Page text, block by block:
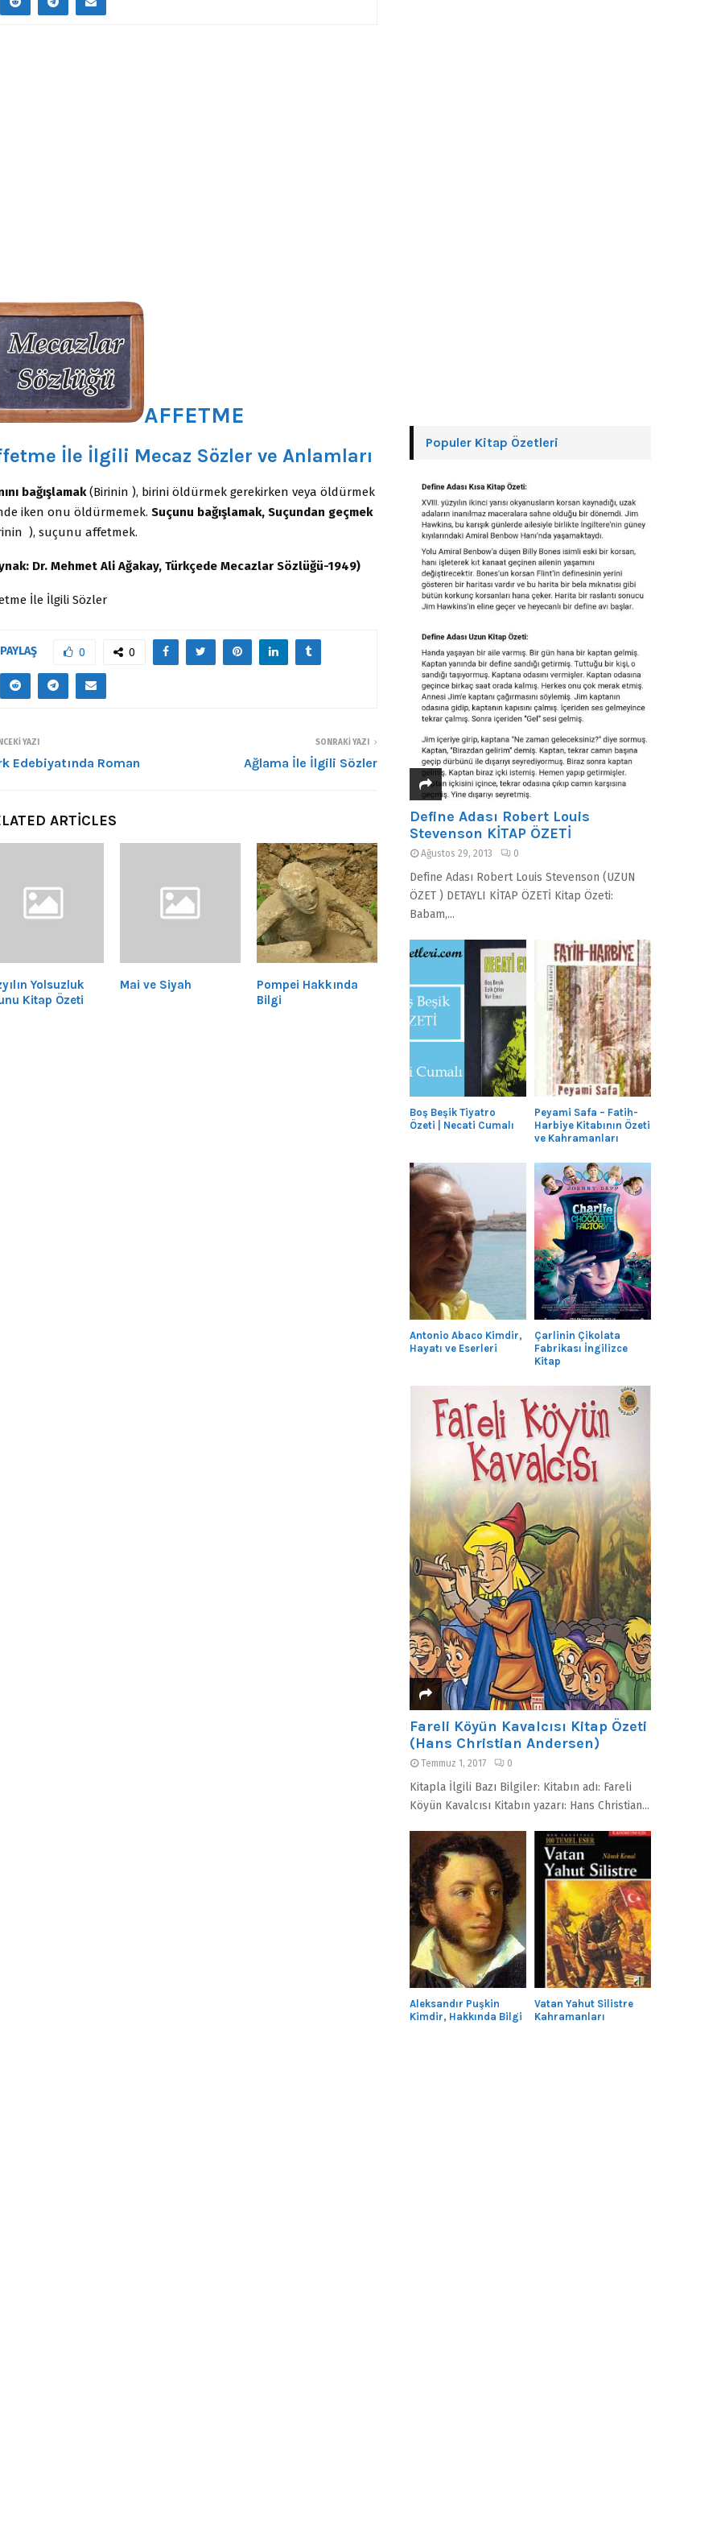
AFFETME
İle İlgili Mecaz Sözler ve Anlamları
bağışlamak (Birinin ), birini öldürmek gerekirken veya öldürmek
iken onu öldürmemek. Suçunu bağışlamak, Suçundan geçmek
), suçunu affetmek.
Dr. Mehmet Ali Ağakay, Türkçede Mecazlar Sözlüğü-1949)
İle İlgili Sözler
PAYLAŞ 0 0
YAZI
Edebiyatında Roman
SONRAKI YAZI
Ağlama İle İlgili Sözler
ARTICLES
Yolsuzluk
Kitap Özeti
Mai ve Siyah
Pompei Hakkında
Bilgi
Populer Kitap Özetleri
Define Adası Robert Louis
Stevenson KİTAP ÖZETİ
Ağustos 29, 2013 0
Define Adası Robert Louis Stevenson (UZUN
ÖZET ) DETAYLI KİTAP ÖZETİ Kitap Özeti:
Babam,...
Boş Beşik Tiyatro
Özeti | Necati Cumalı
Peyami Safa – Fatih-
Harbiye Kitabının Özeti
ve Kahramanları
Antonio Abaco Kimdir,
Hayatı ve Eserleri
Çarlinin Çikolata
Fabrikası İngilizce
Kitap
Fareli Köyün Kavalcısı Kitap Özeti
(Hans Christian Andersen)
Temmuz 1, 2017 0
Kitapla İlgili Bazı Bilgiler: Kitabın adı: Fareli
Köyün Kavalcısı Kitabın yazarı: Hans Christian...
Aleksandır Puşkin
Kimdir, Hakkında Bilgi
Vatan Yahut Silistre
Kahramanları